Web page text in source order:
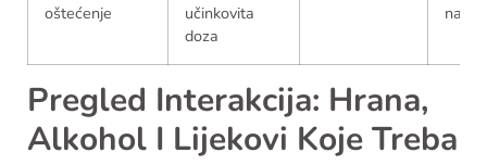
oštećenje
učinkovita
doza
nalaz
Pregled Interakcija: Hrana,
Alkohol I Lijekovi Koje Treba